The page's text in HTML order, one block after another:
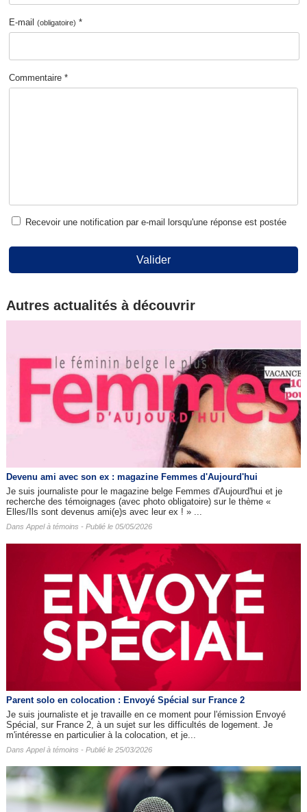
E-mail(obligatoire) *
Commentaire *
Recevoir une notification par e-mail lorsqu'une réponse est postée
Valider
Autres actualités à découvrir
Devenu ami avec son ex : magazine Femmes d'Aujourd'hui
Je suis journaliste pour le magazine belge Femmes d'Aujourd'hui et je
recherche des témoignages (avec photo obligatoire) sur le thème «
Elles/Ils sont devenus ami(e)s avec leur ex ! » ...
Dans Appel à témoins - Publié le 05/05/2026
Parent solo en colocation : Envoyé Spécial sur France 2
Je suis journaliste et je travaille en ce moment pour l'émission Envoyé
Spécial, sur France 2, à un sujet sur les difficultés de logement. Je
m'intéresse en particulier à la colocation, et je...
Dans Appel à témoins - Publié le 25/03/2026